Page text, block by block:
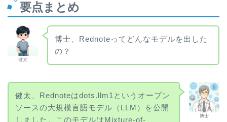
要点まとめ
健太
博士、Rednoteってどんなモデルを出した
の？
博士
健太、Rednoteはdots.llm1というオープン
ソースの大規模言語モデル（LLM）を公開
しました。このモデルはMixture-of-